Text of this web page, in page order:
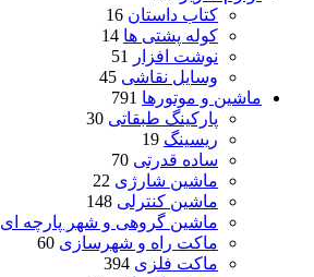
کتاب داستان 16
کوله پشتی ها 14
نوشت افزار
51
وسایل نقاشی 45
ماشین و موتورها 791
پارکینگ طبقاتی 30
ریسینگ 19
ساده قدرتی 70
ماشین شارژی 22
ماشین کنترلی 148
ماشین گروهی و شهر پارچه ای
ماکت راه و شهرسازی 60
ماکت فلزی 394